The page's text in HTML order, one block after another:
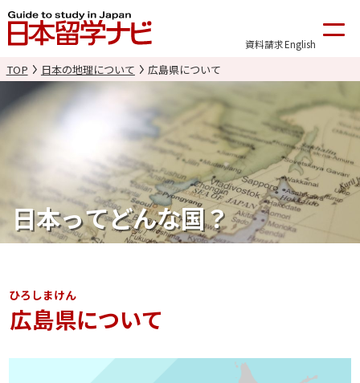
資料請求English
TOP 日本の地理について 広島県について
日本ってどんな国？
広島県
ひろしまけん
について